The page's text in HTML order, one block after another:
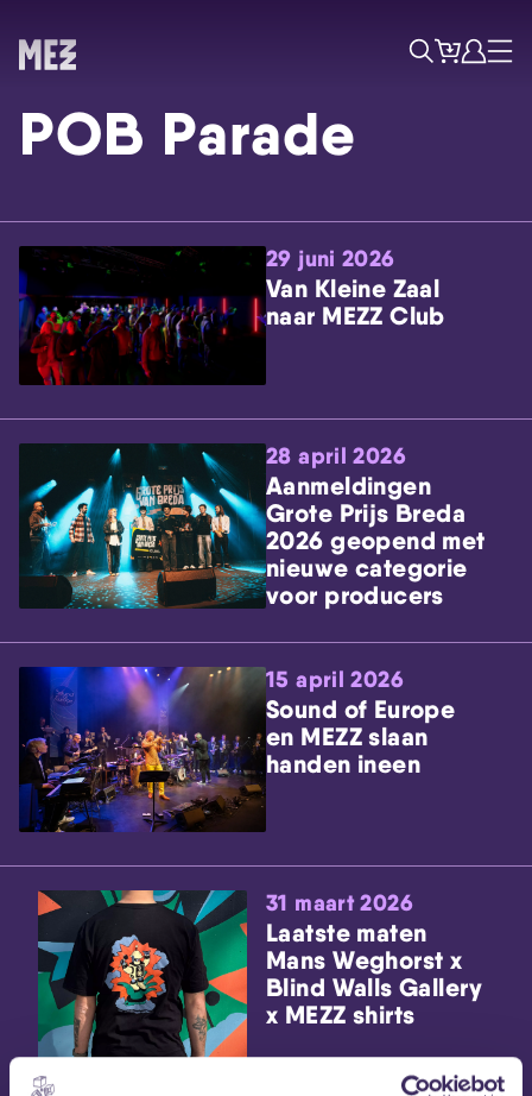
Skip navigatie
ZoekTicketsAccount
Menu
POB Parade
29 juni 2026
Van Kleine Zaal
naar MEZZ Club
28 april 2026
Aanmeldingen
Grote Prijs Breda
2026 geopend met
nieuwe categorie
voor producers
15 april 2026
Sound of Europe
en MEZZ slaan
handen ineen
31 maart 2026
Laatste maten
Mans Weghorst x
Blind Walls Gallery
x MEZZ shirts